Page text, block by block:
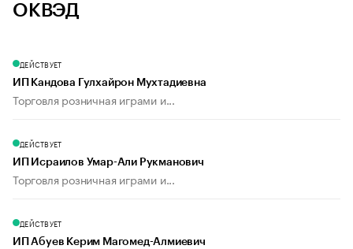
ОКВЭД
ДЕЙСТВУЕТ
ИП Кандова Гулхайрон Мухтадиевна
Торговля розничная играми и...
ДЕЙСТВУЕТ
ИП Исраилов Умар-Али Рукманович
Торговля розничная играми и...
ДЕЙСТВУЕТ
ИП Абуев Керим Магомед-Алмиевич